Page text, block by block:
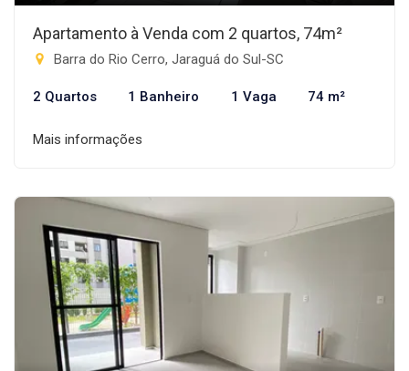
Apartamento à Venda com 2 quartos, 74m²
Barra do Rio Cerro, Jaraguá do Sul-SC
2 Quartos 1 Banheiro 1 Vaga 74 m²
Mais informações